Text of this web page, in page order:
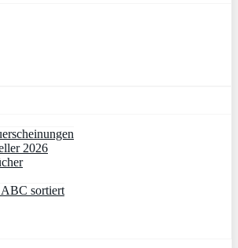
2026
sortiert